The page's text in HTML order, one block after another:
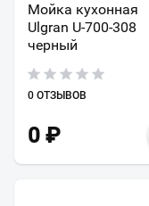
Мойка кухонная
Ulgran U-700-308
черный
0 ОТЗЫВОВ
0 ₽